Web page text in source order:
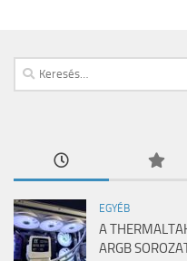
Keresés:
EGYÉB
A
ARGB